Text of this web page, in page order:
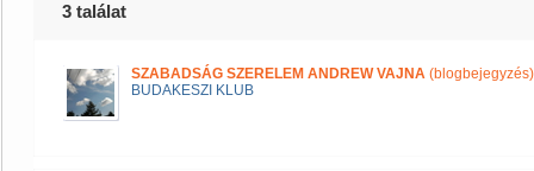
3 találat
SZABADSÁG SZERELEM ANDREW VAJNA (blogbejegyzés)
BUDAKESZI KLUB